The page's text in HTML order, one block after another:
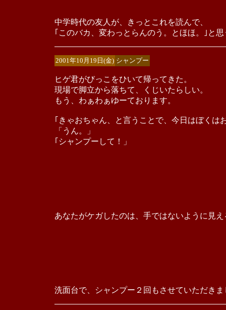
中学時代の友人が、きっとこれを読んで、
｢このバカ、変わっとらんのう。とほほ。｣と
2001年10月19日(金) シャンプー
ヒゲ君がびっこをひいて帰ってきた。
現場で脚立から落ちて、くじいたらしい。
もう、わぁわぁゆーております。
｢きゃおちゃん、と言うことで、今日はぼくは
「うん。」
｢シャンプーして！」
あなたがケガしたのは、手ではないように見
洗面台で、シャンプー２回もさせていただきま